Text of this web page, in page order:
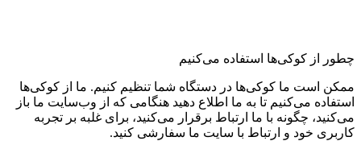
چطور از کوکی‌ها استفاده می‌کنیم
ممکن است ما کوکی‌ها در دستگاه شما تنظیم کنیم. ما از کوکی‌ها
استفاده می‌کنیم تا به ما اطلاع دهید هنگامی که از وب‌سایت ما باز
می‌کنید، چگونه با ما ارتباط برقرار می‌کنید، برای غلبه بر تجربه
کاربری خود و ارتباط با سایت ما سفارشی کنید.